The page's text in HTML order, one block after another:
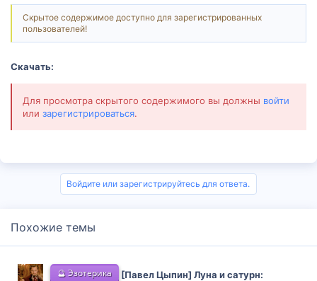
Скрытое содержимое доступно для зарегистрированных
пользователей!
Скачать:
Для просмотра скрытого содержимого вы должны войти
или зарегистрироваться.
Войдите или зарегистрируйтесь для ответа.
Похожие темы
🔮 Эзотерика
[Павел Цыпин] Луна и сатурн: